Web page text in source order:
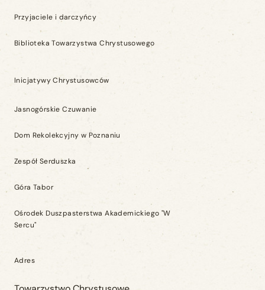
Przyjaciele i darczyńcy
Biblioteka Towarzystwa Chrystusowego
Inicjatywy Chrystusowców
Jasnogórskie Czuwanie
Dom Rekolekcyjny w Poznaniu
Zespół Serduszka
Góra Tabor
Ośrodek Duszpasterstwa Akademickiego "W
Sercu"
Adres